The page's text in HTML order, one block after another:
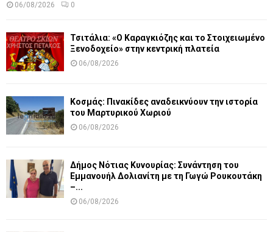
06/08/2026 0
Τσιτάλια: «Ο Καραγκιόζης και το Στοιχειωμένο
Ξενοδοχείο» στην κεντρική πλατεία
06/08/2026
Κοσμάς: Πινακίδες αναδεικνύουν την ιστορία
του Μαρτυρικού Χωριού
06/08/2026
Δήμος Νότιας Κυνουρίας: Συνάντηση του
Εμμανουήλ Δολιανίτη με τη Γωγώ Ρουκουτάκη
–...
06/08/2026